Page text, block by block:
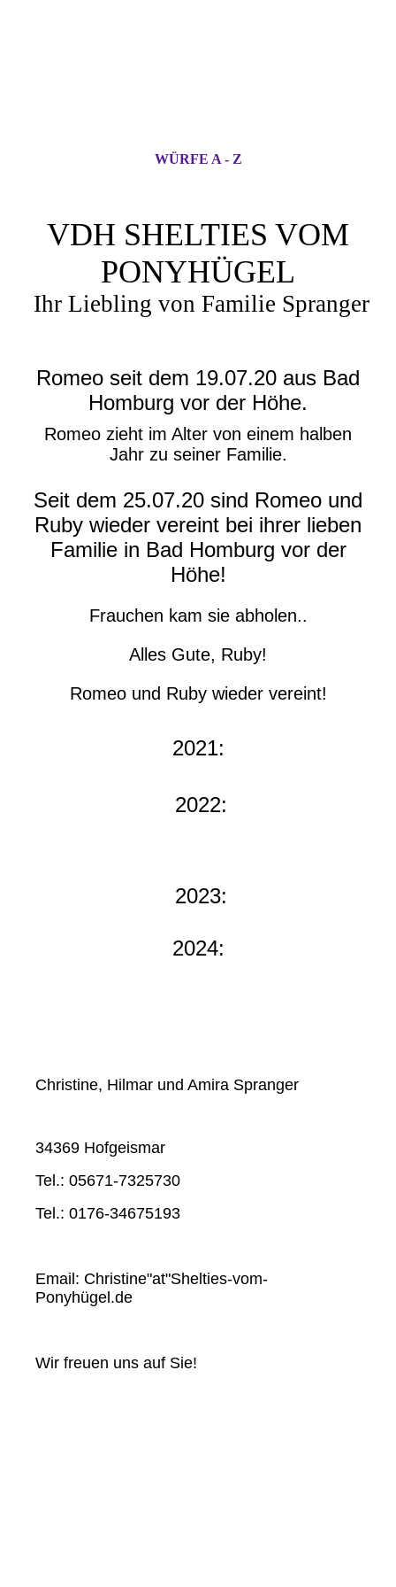
WÜRFE A - Z
VDH SHELTIES VOM
PONYHÜGEL
Ihr Liebling von Familie Spranger
Romeo seit dem 19.07.20 aus Bad
Homburg vor der Höhe.
Romeo zieht im Alter von einem halben
Jahr zu seiner Familie.
Seit dem 25.07.20 sind Romeo und
Ruby wieder vereint bei ihrer lieben
Familie in Bad Homburg vor der
Höhe!
Frauchen kam sie abholen..
Alles Gute, Ruby!
Romeo und Ruby wieder vereint!
2021:
2022:
2023:
2024:
Christine, Hilmar und Amira Spranger
34369 Hofgeismar
Tel.: 05671-7325730
Tel.: 0176-34675193
Email: Christine"at"Shelties-vom-
Ponyhügel.de
Wir freuen uns auf Sie!